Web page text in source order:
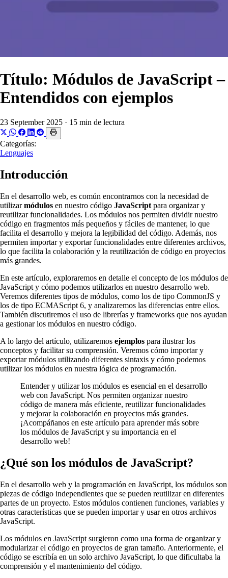
Título: Módulos de JavaScript –
Entendidos con ejemplos
23 September 2025 · 15 min de lectura
Categorías:
Lenguajes
Introducción
En el desarrollo web, es común encontrarnos con la necesidad de
utilizarmódulos en nuestro código JavaScript para organizar y
reutilizar funcionalidades. Los módulos nos permiten dividir nuestro
código en fragmentos más pequeños y fáciles de mantener, lo que
facilita el desarrollo y mejora la legibilidad del código. Además, nos
permiten importar y exportar funcionalidades entre diferentes archivos,
lo que facilita la colaboración y la reutilización de código en proyectos
más grandes.
En este artículo, exploraremos en detalle el concepto de los módulos de
JavaScript y cómo podemos utilizarlos en nuestro desarrollo web.
Veremos diferentes tipos de módulos, como los de tipo CommonJS y
los de tipo ECMAScript 6, y analizaremos las diferencias entre ellos.
También discutiremos el uso de librerías y frameworks que nos ayudan
a gestionar los módulos en nuestro código.
A lo largo del artículo, utilizaremos ejemplos para ilustrar los
conceptos y facilitar su comprensión. Veremos cómo importar y
exportar módulos utilizando diferentes sintaxis y cómo podemos
utilizar los módulos en nuestra lógica de programación.
Entender y utilizar los módulos es esencial en el desarrollo
web con JavaScript. Nos permiten organizar nuestro
código de manera más eficiente, reutilizar funcionalidades
y mejorar la colaboración en proyectos más grandes.
¡Acompáñanos en este artículo para aprender más sobre
los módulos de JavaScript y su importancia en el
desarrollo web!
¿Qué son los módulos de JavaScript?
En el desarrollo web y la programación en JavaScript, los módulos son
piezas de código independientes que se pueden reutilizar en diferentes
partes de un proyecto. Estos módulos contienen funciones, variables y
otras características que se pueden importar y usar en otros archivos
JavaScript.
Los módulos en JavaScript surgieron como una forma de organizar y
modularizar el código en proyectos de gran tamaño. Anteriormente, el
código se escribía en un solo archivo JavaScript, lo que dificultaba la
comprensión y el mantenimiento del código.